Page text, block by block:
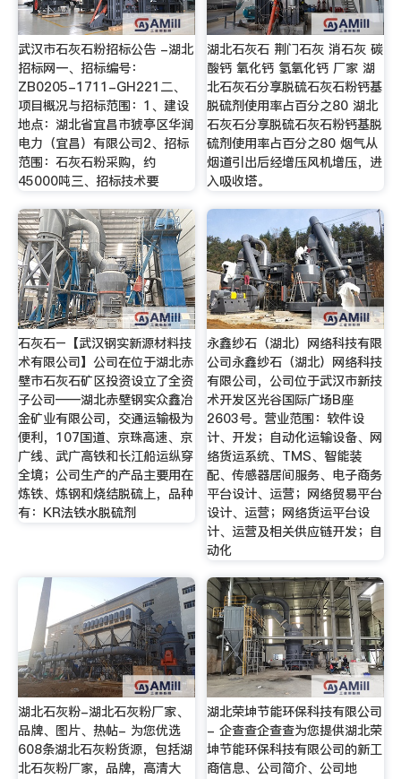
武汉市石灰石粉招标公告 -湖北
招标网一、招标编号：
ZB0205-1711-GH221二、
项目概况与招标范围：1、建设
地点：湖北省宜昌市猇亭区华润
电力（宜昌）有限公司2、招标
范围：石灰石粉采购，约
45000吨三、招标技术要
湖北石灰石 荆门石灰 消石灰 碳
酸钙 氧化钙 氢氧化钙 厂家 湖
北石灰石分享脱硫石灰石粉钙基
脱硫剂使用率占百分之80 湖北
石灰石分享脱硫石灰石粉钙基脱
硫剂使用率占百分之80 烟气从
烟道引出后经增压风机增压，进
入吸收塔。
石灰石–【武汉钢实新源材料技
术有限公司】公司在位于湖北赤
壁市石灰石矿区投资设立了全资
子公司——湖北赤壁钢实众鑫冶
金矿业有限公司，交通运输极为
便利，107国道、京珠高速、京
广线、武广高铁和长江船运纵穿
全境；公司生产的产品主要用在
炼铁、炼钢和烧结脱硫上，品种
有：KR法铁水脱硫剂
永鑫纱石（湖北）网络科技有限
公司永鑫纱石（湖北）网络科技
有限公司，公司位于武汉市新技
术开发区光谷国际广场B座
2603号。营业范围：软件设
计、开发；自动化运输设备、网
络货运系统、TMS、智能装
配、传感器居间服务、电子商务
平台设计、运营；网络贸易平台
设计、运营；网络货运平台设
计、运营及相关供应链开发；自
动化
湖北石灰粉-湖北石灰粉厂家、
品牌、图片、热帖- 为您优选
608条湖北石灰粉货源，包括湖
北石灰粉厂家，品牌，高清大
湖北荣坤节能环保科技有限公司
- 企查查企查查为您提供湖北荣
坤节能环保科技有限公司的新工
商信息、公司简介、公司地